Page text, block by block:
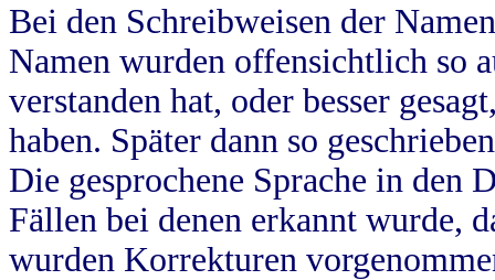
Bei den Schreibweisen der
Namen wurden offensichtlich so
verstanden hat, oder besser
haben. Später dann so
Die gesprochene Sprache in
Fällen bei denen erkannt wurde,
wurden Korrekturen